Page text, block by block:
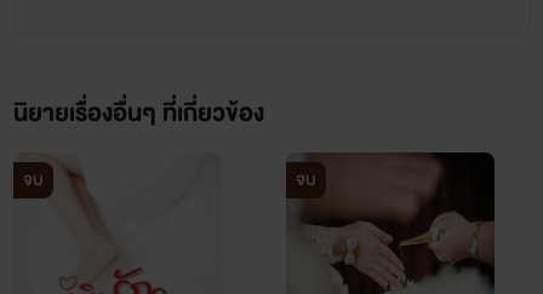
นิยายเรื่องอื่นๆ ที่เกี่ยวข้อง
จบ จบ